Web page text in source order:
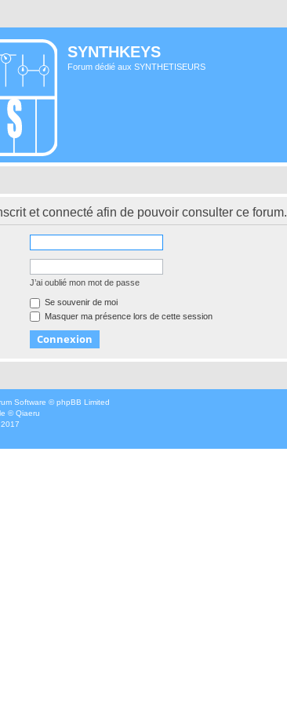
SYNTHKEYS
Forum dédié aux SYNTHETISEURS
et connecté afin de pouvoir consulter ce forum.
J’ai oublié mon mot de passe
Se souvenir de moi
Masquer ma présence lors de cette session
Software © phpBB Limited
©Qiaeru
2017